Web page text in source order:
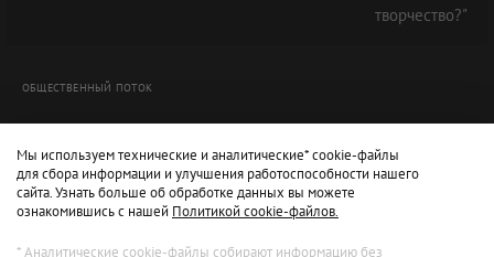
творчество?"
ОБЩЕСТВЕННЫЙ ПОТОК
Мы используем технические и аналитические* cookie-файлы
для сбора информации и улучшения работоспособности нашего
сайта. Узнать больше об обработке данных вы можете
ознакомившись с нашей Политикой cookie-файлов.
* Аналитические cookie-файлы собирают информацию без